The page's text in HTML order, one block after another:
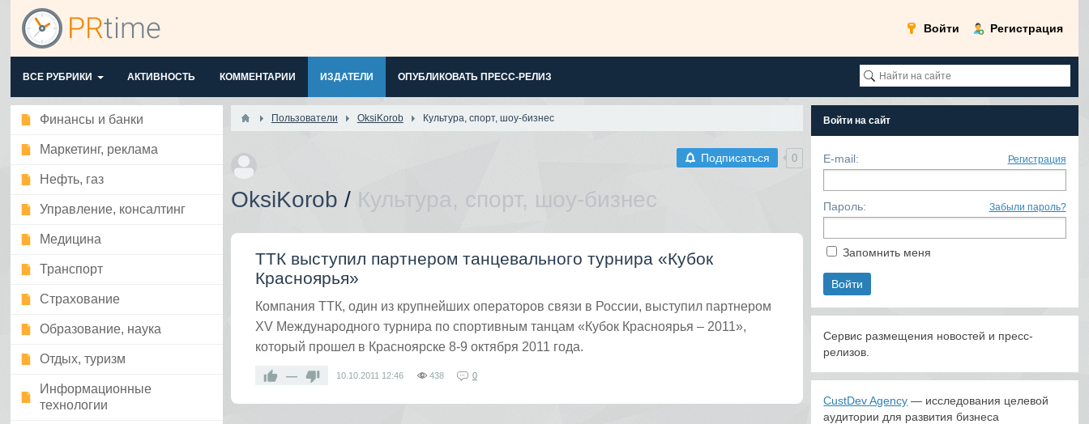
Войти Регистрация
ВСЕ РУБРИКИ АКТИВНОСТЬ КОММЕНТАРИИ ИЗДАТЕЛИ ОПУБЛИКОВАТЬ ПРЕСС-РЕЛИЗ
Финансы и банки
Маркетинг, реклама
Нефть, газ
Управление, консалтинг
Медицина
Транспорт
Страхование
Образование, наука
Отдых, туризм
Информационные
технологии
Пользователи OksiKorob Культура, спорт, шоу-бизнес
Подписаться 0
OksiKorob / Культура, спорт, шоу-бизнес
ТТК выступил партнером танцевального турнира «Кубок
Красноярья»
Компания ТТК, один из крупнейших операторов связи в России, выступил партнером
XV Международного турнира по спортивным танцам «Кубок Красноярья – 2011»,
который прошел в Красноярске 8-9 октября 2011 года.
— 10.10.2011 12:46 438 0
Войти на сайт
E-mail: Регистрация
Пароль: Забыли пароль?
Запомнить меня
Сервис размещения новостей и пресс-
релизов.
CustDev Agency — исследования целевой
аудитории для развития бизнеса